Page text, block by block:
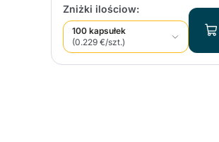
Zniżki ilościow:
100 kapsułek
(0.229 €/szt.)